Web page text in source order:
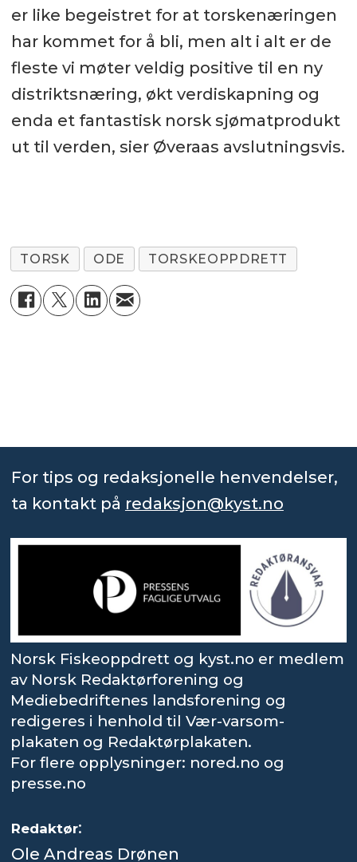
er like begeistret for at torskenæringen
har kommet for å bli, men alt i alt er de
fleste vi møter veldig positive til en ny
distriktsnæring, økt verdiskapning og
enda et fantastisk norsk sjømatprodukt
ut til verden, sier Øveraas avslutningsvis.
TORSK ODE TORSKEOPPDRETT
For tips og redaksjonelle henvendelser,
ta kontakt på redaksjon@kyst.no
Norsk Fiskeoppdrett og kyst.no er medlem
av Norsk Redaktørforening og
Mediebedriftenes landsforening og
redigeres i henhold til Vær-varsom-
plakaten og Redaktørplakaten.
For flere opplysninger: nored.no og
presse.no
Redaktør:
Ole Andreas Drønen